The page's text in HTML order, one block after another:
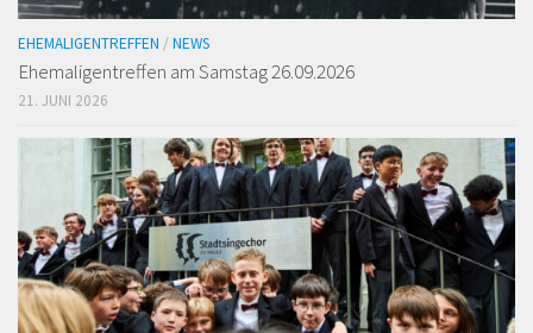
EHEMALIGENTREFFEN / NEWS
Ehemaligen­treffen am Samstag 26.09.2026
21. JUNI 2026